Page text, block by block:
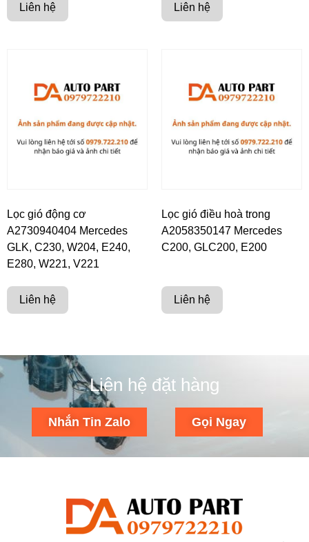
Liên hệ Liên hệ
Lọc gió động cơ
A2730940404 Mercedes
GLK, C230, W204, E240,
E280, W221, V221
Liên hệ
Lọc gió điều hoà trong
A2058350147 Mercedes
C200, GLC200, E200
Liên hệ
Liên hệ đặt hàng
Nhắn Tin Zalo Gọi Ngay